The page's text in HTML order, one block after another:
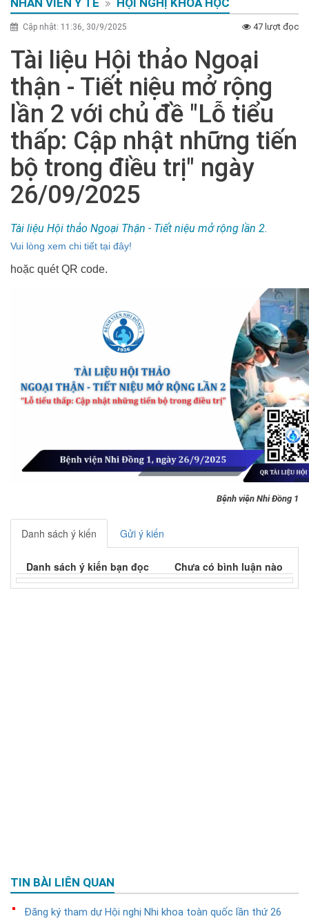
NHÂN VIÊN Y TẾ HỘI NGHỊ KHOA HỌC
Cập nhật: 11:36, 30/9/2025 47 lượt đọc
Tài liệu Hội thảo Ngoại
thận - Tiết niệu mở rộng
lần 2 với chủ đề "Lỗ tiểu
thấp: Cập nhật những tiến
bộ trong điều trị" ngày
26/09/2025
Tài liệu Hội thảo Ngoại Thận - Tiết niệu mở rộng lần 2.
Vui lòng xem chi tiết tại đây!
hoặc quét QR code.
Bệnh viện Nhi Đồng 1
TIN BÀI LIÊN QUAN
Đăng ký tham dự Hội nghị Nhi khoa toàn quốc lần thứ 26